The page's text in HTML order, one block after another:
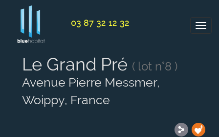
03 87 32 12 32
Le Grand Pré ( lot n°8 )
Avenue Pierre Messmer,
Woippy, France
Panneau de gestion des cookies